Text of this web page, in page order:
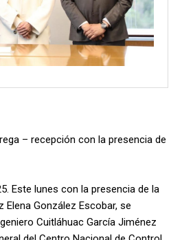
– recepción con la presencia de
Este lunes con la presencia de la
Elena González Escobar, se
Cuitláhuac García Jiménez